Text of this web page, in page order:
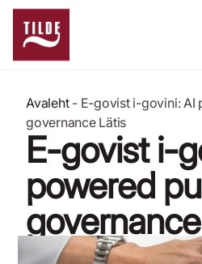
Avaleht- E-govist i-govini: AI
governance Lätis
E-govist i-
powered
26. september 2021